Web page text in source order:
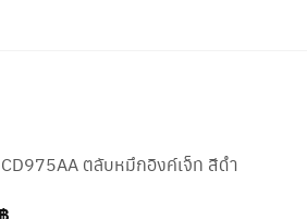
ตลับหมึกอิงค์เจ็ท สีดำ